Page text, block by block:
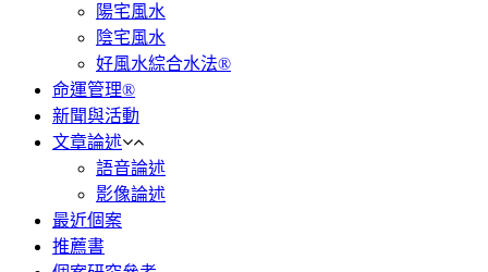
陽宅風水
陰宅風水
好風水綜合水法®
命運管理®
新聞與活動
文章論述
語音論述
影像論述
最近個案
推薦書